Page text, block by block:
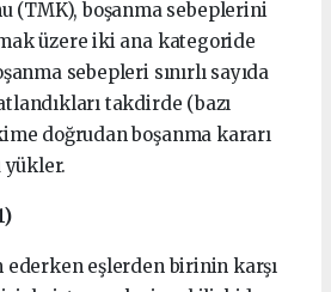
(TMK), boşanma sebeplerini
üzere iki ana kategoride
sebepleri sınırlı sayıda
takdirde (bazı
doğrudan boşanma kararı
yükler.
eşlerden birinin karşı